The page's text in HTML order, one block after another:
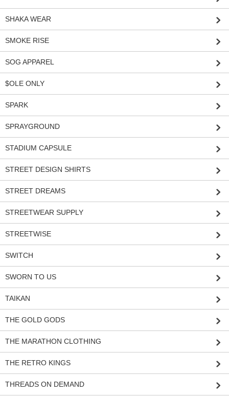
SHAKA WEAR
SMOKE RISE
SOG APPAREL
$OLE ONLY
SPARK
SPRAYGROUND
STADIUM CAPSULE
STREET DESIGN SHIRTS
STREET DREAMS
STREETWEAR SUPPLY
STREETWISE
SWITCH
SWORN TO US
TAIKAN
THE GOLD GODS
THE MARATHON CLOTHING
THE RETRO KINGS
THREADS ON DEMAND